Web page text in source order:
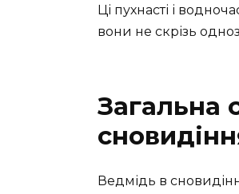
Ці пухнасті і
вони не скрізь
Загальна
Ведмідь в